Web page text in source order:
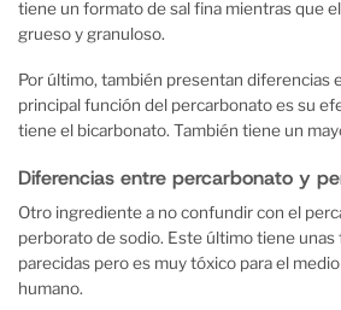
tiene un formato de sal fina mientras que
grueso y granuloso.
Por último, también presentan diferencias
principal función del percarbonato es su
tiene el bicarbonato. También tiene un
Diferencias entre percarbonato y
Otro ingrediente a no confundir con el
perborato de sodio. Este último tiene
parecidas pero es muy tóxico para el
humano.